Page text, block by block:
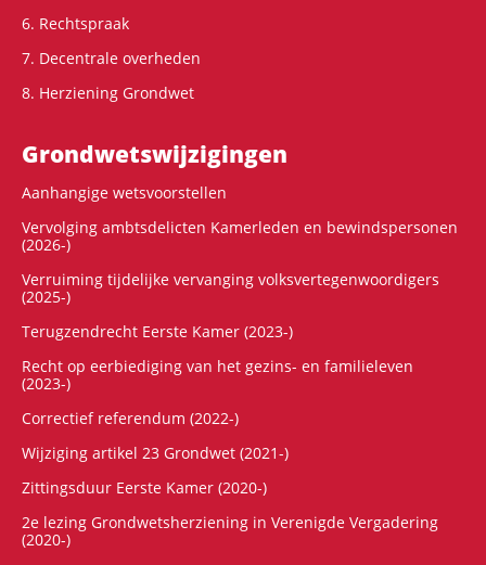
6. Rechtspraak
7. Decentrale overheden
8. Herziening Grondwet
Grondwets­wijzigingen
Aanhangige wetsvoorstellen
Vervolging ambtsdelicten Kamerleden en bewindspersonen
(2026-)
Verruiming tijdelijke vervanging volksvertegenwoordigers
(2025-)
Terugzendrecht Eerste Kamer (2023-)
Recht op eerbiediging van het gezins- en familieleven
(2023-)
Correctief referendum (2022-)
Wijziging artikel 23 Grondwet (2021-)
Zittingsduur Eerste Kamer (2020-)
2e lezing Grondwetsherziening in Verenigde Vergadering
(2020-)